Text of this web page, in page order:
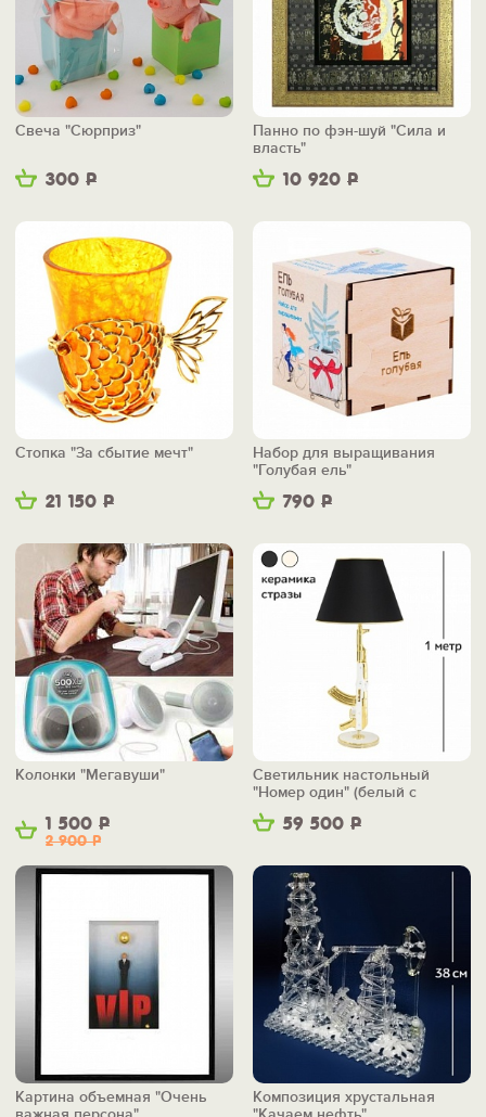
300 Р
Свеча "Сюрприз"
10 920 Р
Панно по фэн-шуй "Сила и
власть"
21 150 Р
Стопка "За сбытие мечт"
790 Р
Набор для выращивания
"Голубая ель"
1 500 Р
2 900Р
Колонки "Мегавуши"
59 500 Р
Светильник настольный
"Номер один" (белый с
золотом)
Картина объемная "Очень
Композиция хрустальная